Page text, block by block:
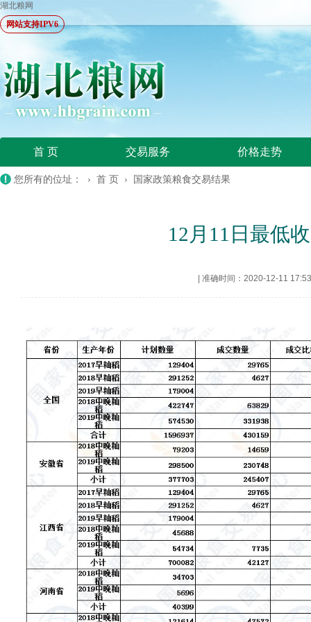
湖北粮网
网站支持IPV6
首 页 交易服务 价格走势
您所有的位址： › 首 页 › 国家政策粮食交易结果
12月11日最低
准确时间：2020-12-11 17:53